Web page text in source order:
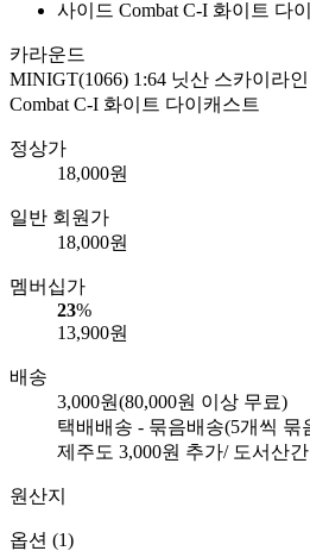
카라운드
MINIGT(1066) 1:64 닛산 스카이라
Combat C-I 화이트 다이캐스트
정상가
18,000원
일반 회원가
18,000원
멤버십가
23%
13,900원
배송
3,000원(80,000원 이상 무료)
택배배송 - 묶음배송(5개씩 묶
제주도 3,000원 추가/ 도서산간
원산지
옵션 (1)